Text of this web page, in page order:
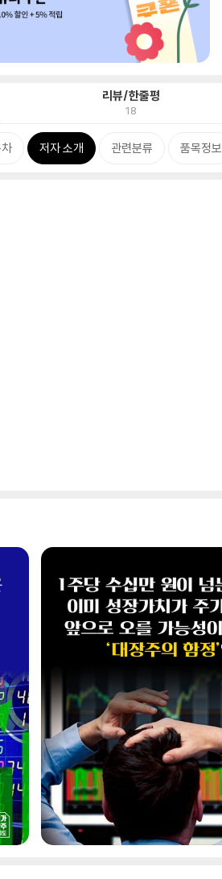
리뷰/한줄평
18
저자 소개 관련분류 품목정보